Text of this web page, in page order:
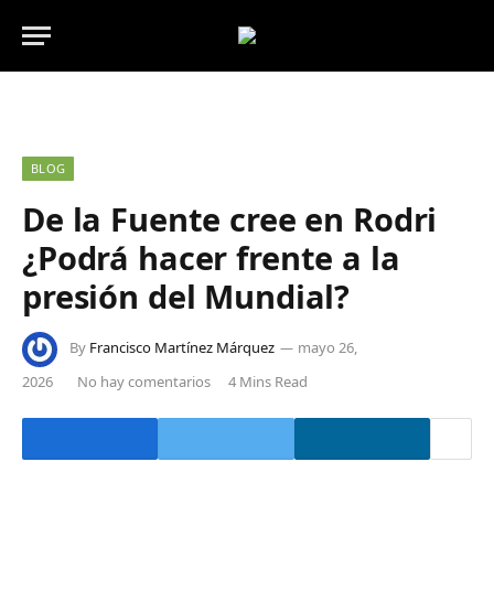
BLOG
De la Fuente cree en Rodri
¿Podrá hacer frente a la
presión del Mundial?
By Francisco Martínez Márquez
mayo 26,
2026
No hay comentarios 4 Mins Read